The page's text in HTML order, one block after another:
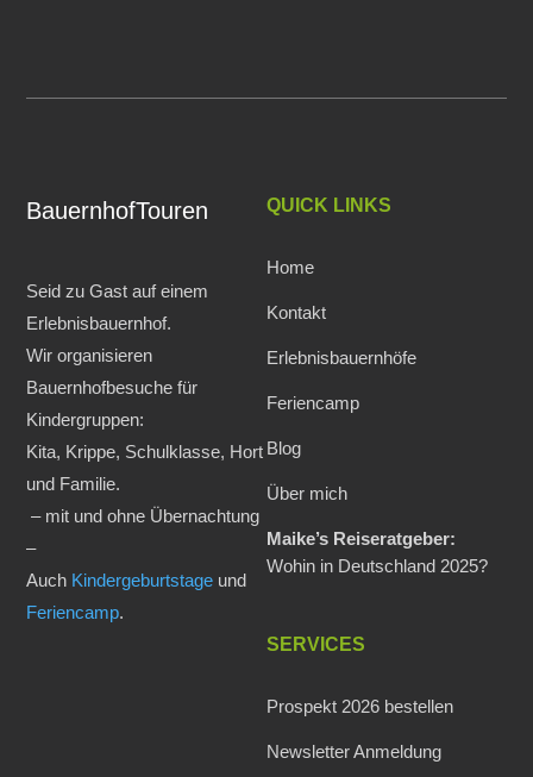
BauernhofTouren
Seid zu Gast auf einem
Erlebnisbauernhof.
Wir organisieren
Bauernhofbesuche für
Kindergruppen:
Kita, Krippe, Schulklasse, Hort
und Familie.
– mit und ohne Übernachtung
–
Auch Kindergeburtstage und
Feriencamp.
QUICK LINKS
Home
Kontakt
Erlebnisbauernhöfe
Feriencamp
Blog
Über mich
Maike’s Reiseratgeber:
Wohin in Deutschland 2025?
SERVICES
Prospekt 2026 bestellen
Newsletter Anmeldung